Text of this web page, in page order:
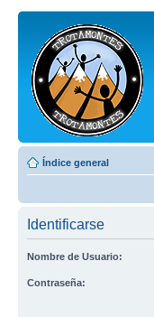
Índice general
Identificarse
Nombre de Usuario:
Contraseña: